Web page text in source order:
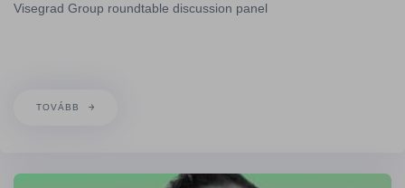
Visegrad Group roundtable discussion panel
TOVÁBB